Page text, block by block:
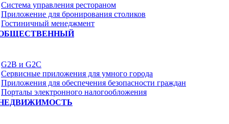
Система управления рестораном
Приложение для бронирования столиков
Гостиничный менеджмент
G2B и G2C
Сервисные приложения для умного города
Приложения для обеспечения безопасности граждан
Порталы электронного налогообложения